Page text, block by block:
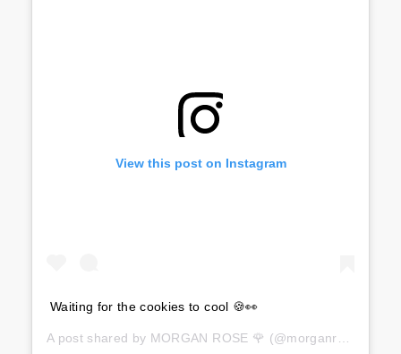
View this post on Instagram
Waiting for the cookies to cool 🍪👀
A post shared by MORGAN ROSE 🌹 (@morganrosemoroney) on